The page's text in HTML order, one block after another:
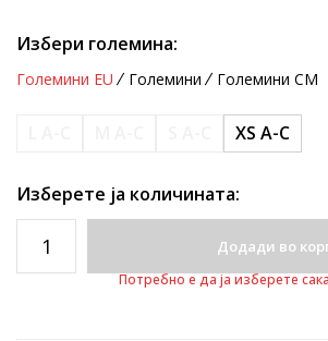
Избери големина:
Големини EU Големини Големини CM
XS A-C
Изберете ја количината:
Додади во
Потребно е да ја изберете